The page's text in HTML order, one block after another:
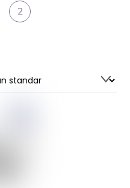
2